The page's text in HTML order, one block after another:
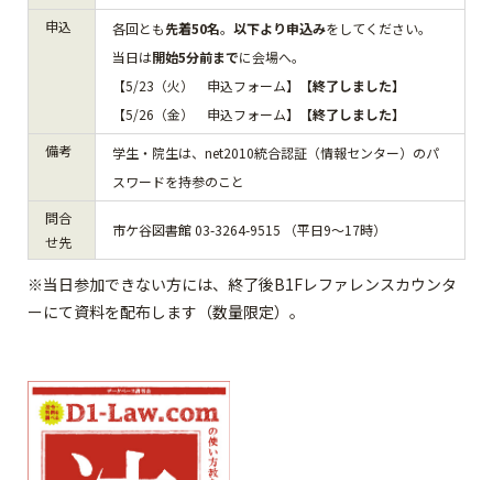
申込
各回とも先着50名。 以下より申込みをしてください。
当日は開始5分前までに会場へ。
【5/23（火） 申込フォーム】
【終了しました】
【5/26（金） 申込フォーム】
【終了しました】
備考
学生・院生は、net2010統合認証（情報センター）のパ
スワードを持参のこと
問合
せ先
市ケ谷図書館 03-3264-9515 （平日9～17時）
※当日参加できない方には、終了後B1Fレファレンスカウンタ
ーにて資料を配布します（数量限定）。